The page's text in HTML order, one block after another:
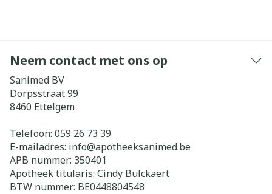
Neem contact met ons op
Sanimed BV
Dorpsstraat 99
8460 Ettelgem
Telefoon: 059 26 73 39
E-mailadres: info@apotheeksanimed.be
APB nummer: 350401
Apotheek titularis: Cindy Bulckaert
BTW nummer: BE0448804548